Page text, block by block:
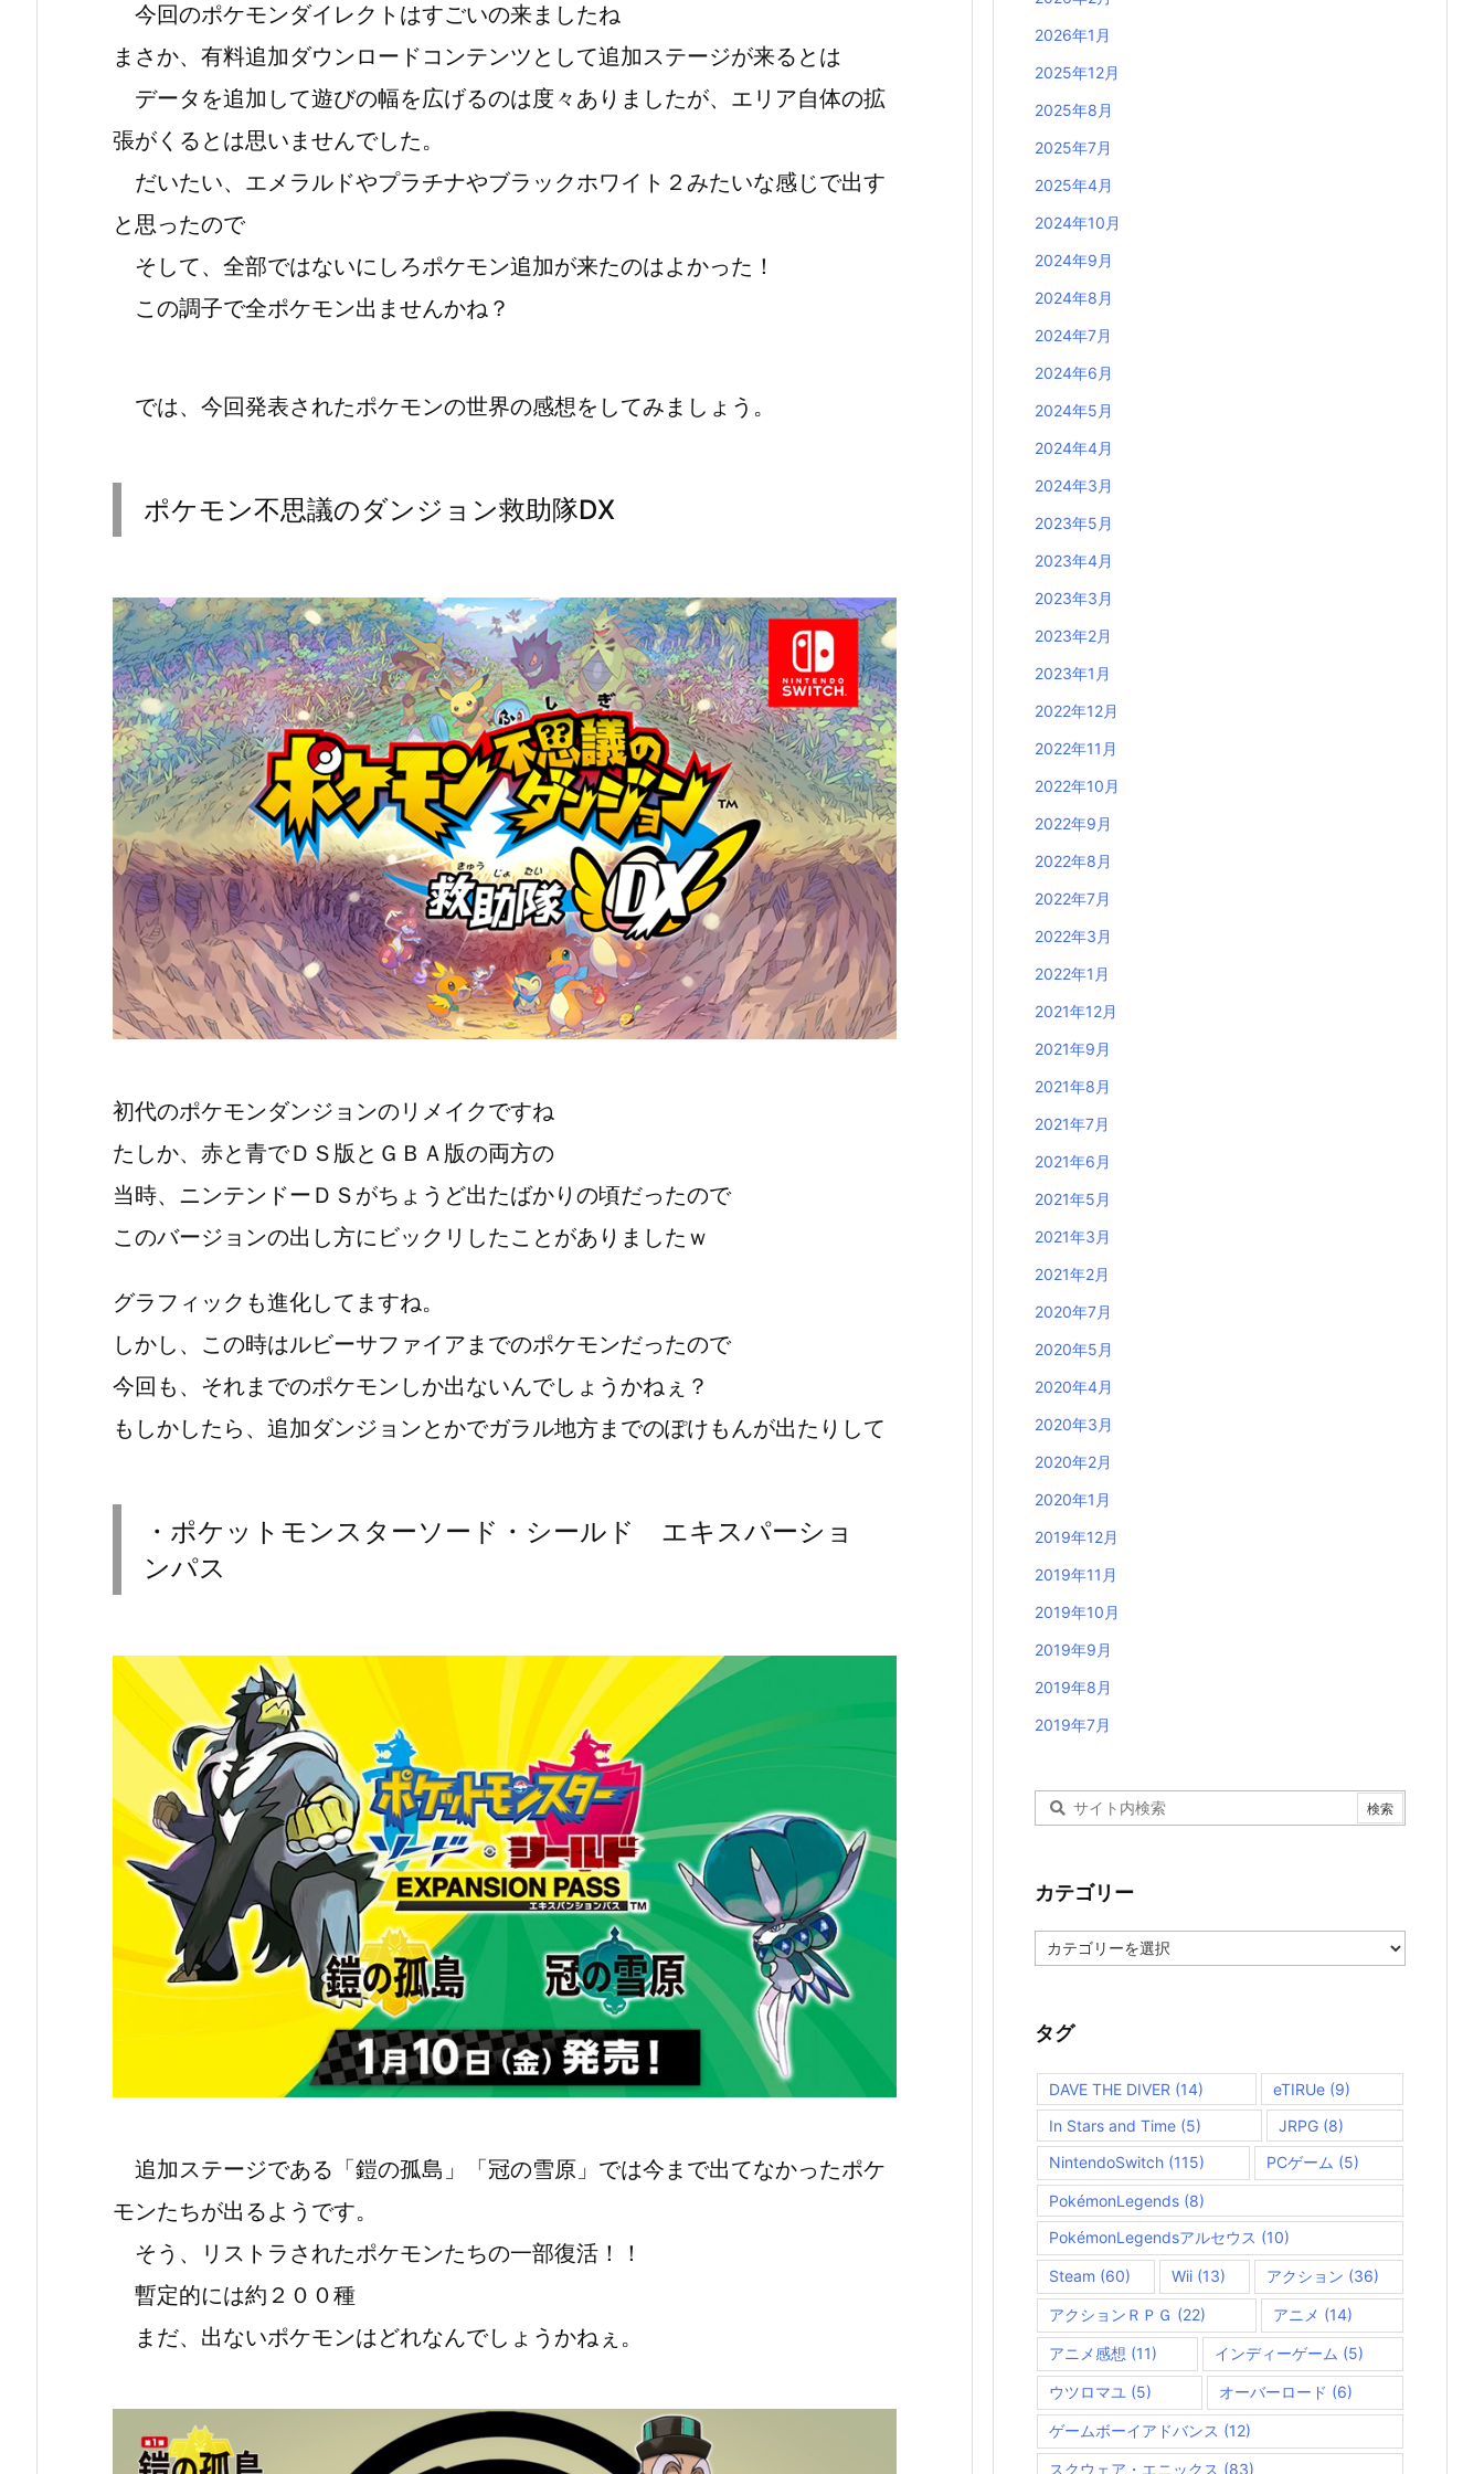
今回のポケモンダイレクトはすごいの来ましたね
まさか、有料追加ダウンロードコンテンツとして追加ステージが来るとは
データを追加して遊びの幅を広げるのは度々ありましたが、エリア自体の拡
張がくるとは思いませんでした。
だいたい、エメラルドやプラチナやブラックホワイト２みたいな感じで出す
と思ったので
そして、全部ではないにしろポケモン追加が来たのはよかった！
この調子で全ポケモン出ませんかね？
では、今回発表されたポケモンの世界の感想をしてみましょう。
ポケモン不思議のダンジョン救助隊DX
初代のポケモンダンジョンのリメイクですね
たしか、赤と青でＤＳ版とＧＢＡ版の両方の
当時、ニンテンドーＤＳがちょうど出たばかりの頃だったので
このバージョンの出し方にビックリしたことがありましたｗ
グラフィックも進化してますね。
しかし、この時はルビーサファイアまでのポケモンだったので
今回も、それまでのポケモンしか出ないんでしょうかねぇ？
もしかしたら、追加ダンジョンとかでガラル地方までのぽけもんが出たりして
・ポケットモンスターソード・シールド エキスパーショ
ンパス
追加ステージである「鎧の孤島」「冠の雪原」では今まで出てなかったポケ
モンたちが出るようです。
そう、リストラされたポケモンたちの一部復活！！
暫定的には約２００種
まだ、出ないポケモンはどれなんでしょうかねぇ。
2026年1月
2025年12月
2025年8月
2025年7月
2025年4月
2024年10月
2024年9月
2024年8月
2024年7月
2024年6月
2024年5月
2024年4月
2024年3月
2023年5月
2023年4月
2023年3月
2023年2月
2023年1月
2022年12月
2022年11月
2022年10月
2022年9月
2022年8月
2022年7月
2022年3月
2022年1月
2021年12月
2021年9月
2021年8月
2021年7月
2021年6月
2021年5月
2021年3月
2021年2月
2020年7月
2020年5月
2020年4月
2020年3月
2020年2月
2020年1月
2019年12月
2019年11月
2019年10月
2019年9月
2019年8月
2019年7月
カテゴリー
テ
ー
タグ
DAVE THE DIVER (14) eTIRUe (9)
In Stars and Time (5) JRPG(8)
NintendoSwitch (115) PCゲーム (5)
PokémonLegends (8)
PokémonLegendsアルセウス (10)
Steam (60) Wii (13) アクション (36)
アクションＲＰＧ (22) アニメ (14)
アニメ感想 (11) インディーゲーム (5)
ウツロマユ (5) オーバーロード (6)
ゲームボーイアドバンス (12)
スクウェア・エニックス (83)